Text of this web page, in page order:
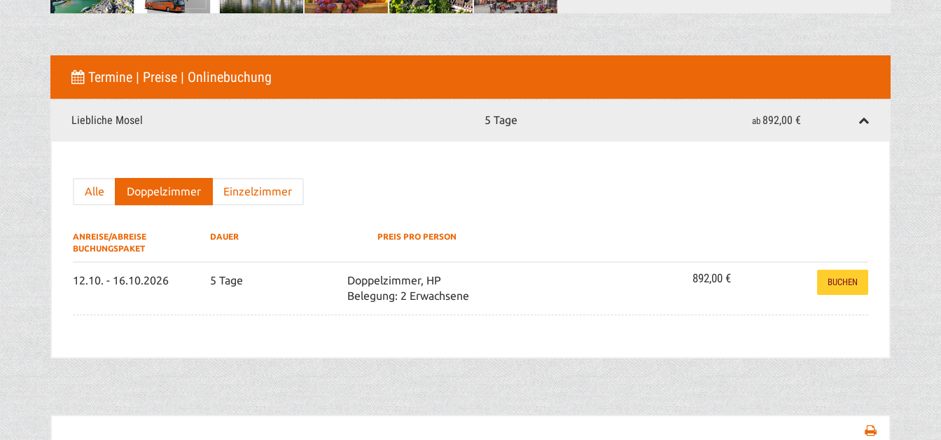
- Änderung des Hotels ist vorbehalten
Termine | Preise | Onlinebuchung
Liebliche Mosel 5 Tage ab 892,00 €
Alle Doppelzimmer Einzelzimmer
ANREISE/ABREISE DAUER
PREIS PRO PERSON
BUCHUNGSPAKET
12.10. - 16.10.2026 5 Tage
Doppelzimmer, HP
Belegung: 2 Erwachsene
892,00 € BUCHEN